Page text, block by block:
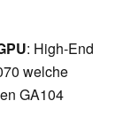
: High-End
welche
GA104